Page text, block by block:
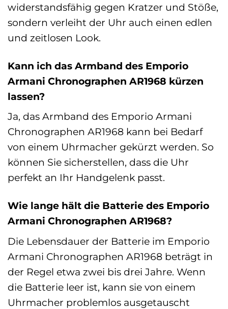
widerstandsfähig gegen Kratzer und Stöße,
sondern verleiht der Uhr auch einen edlen
und zeitlosen Look.
Kann ich das Armband des Emporio
Armani Chronographen AR1968 kürzen
lassen?
Ja, das Armband des Emporio Armani
Chronographen AR1968 kann bei Bedarf
von einem Uhrmacher gekürzt werden. So
können Sie sicherstellen, dass die Uhr
perfekt an Ihr Handgelenk passt.
Wie lange hält die Batterie des Emporio
Armani Chronographen AR1968?
Die Lebensdauer der Batterie im Emporio
Armani Chronographen AR1968 beträgt in
der Regel etwa zwei bis drei Jahre. Wenn
die Batterie leer ist, kann sie von einem
Uhrmacher problemlos ausgetauscht